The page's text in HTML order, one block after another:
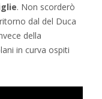
. Non scorderò
dal del Duca
della
in curva ospiti